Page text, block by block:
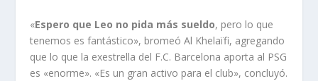
«Espero que Leo no pida más sueldo, pero lo que
tenemos es fantástico», bromeó Al Khelaïfi, agregando
que lo que la exestrella del F.C. Barcelona aporta al PSG
es «enorme». «Es un gran activo para el club», concluyó.